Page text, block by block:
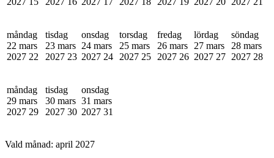
måndag
22 mars
2027 22
tisdag
23 mars
2027 23
onsdag
24 mars
2027 24
torsdag
25 mars
2027 25
fredag
26 mars
2027 26
lördag
27 mars
2027 27
söndag
28 mars
2027 28
måndag
29 mars
2027 29
tisdag
30 mars
2027 30
onsdag
31 mars
2027 31
Vald månad: april 2027